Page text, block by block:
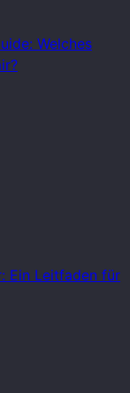
Welches
Ein Leitfaden für